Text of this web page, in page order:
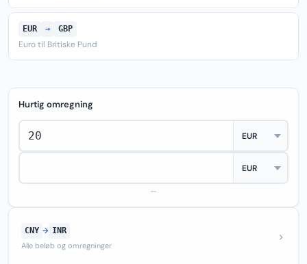
EUR → GBP
Euro til Britiske Pund
Hurtig omregning
—
CNY → INR
Alle beløb og omregninger